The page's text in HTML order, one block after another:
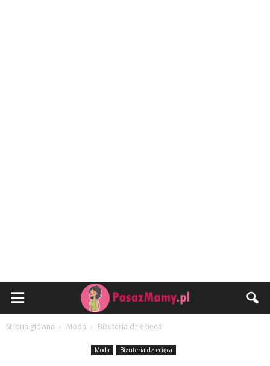
Strona główna Moda Biżuteria dziecięca
Moda Biżuteria dziecięca